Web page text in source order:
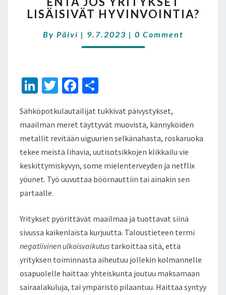
JOS
YRITYKSET
HYVINVOINTIA?
LISÄISIVÄT HYVINVOINTIA?
By Päivi | 9.7.2023 | Comments
0 Comment
Li
ke
dI
n
T
tt
er
Fa
b
o
o
k
ar
e
Sähköpotkulautailijat tukkivat päivystykset,
maailman meret täyttyvät muovista, kännyköiden
metallit revitään uiguurien selkänahasta, roskaruoka
tekee meistä lihavia, uutisotsikkojen klikkailu vie
keskittymiskyvyn, some mielenterveyden ja netflix
yöunet. Työ uuvuttaa böörnauttiin tai ainakin sen
partaalle.
Yritykset pyörittävät maailmaa ja tuottavat siinä
sivussa kaikenlaista kurjuutta. Taloustieteen termi
negatiivinen ulkoisvaikutus tarkoittaa sitä, että
yrityksen toiminnasta aiheutuu jollekin kolmannelle
osapuolelle haittaa: yhteiskunta joutuu maksamaan
sairaalakuluja, tai ympäristö pilaantuu. Haittaa syntyy